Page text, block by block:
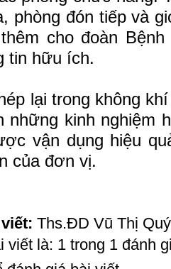
phòng đón tiếp và
cho đoàn
tin hữu ích.
lại trong không
những kinh nghiệm
vận dụng hiệu
của đơn vị.
Ths.ĐD Vũ Thị
viết là: 1 trong 1 đánh